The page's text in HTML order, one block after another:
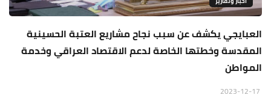
العبايجي يكشف عن سبب نجاح مشاريع العتبة الحسينية
المقدسة وخطتها الخاصة لدعم الاقتصاد العراقي وخدمة
المواطن